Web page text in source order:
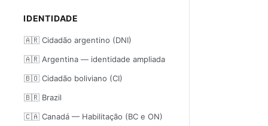
IDENTIDADE
🇦🇷 Cidadão argentino (DNI)
🇦🇷 Argentina — identidade ampliada
🇧🇴 Cidadão boliviano (CI)
🇧🇷 Brazil
🇨🇦 Canadá — Habilitação (BC e ON)